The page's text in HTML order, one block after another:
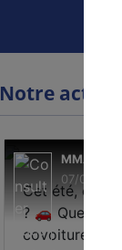
Notre